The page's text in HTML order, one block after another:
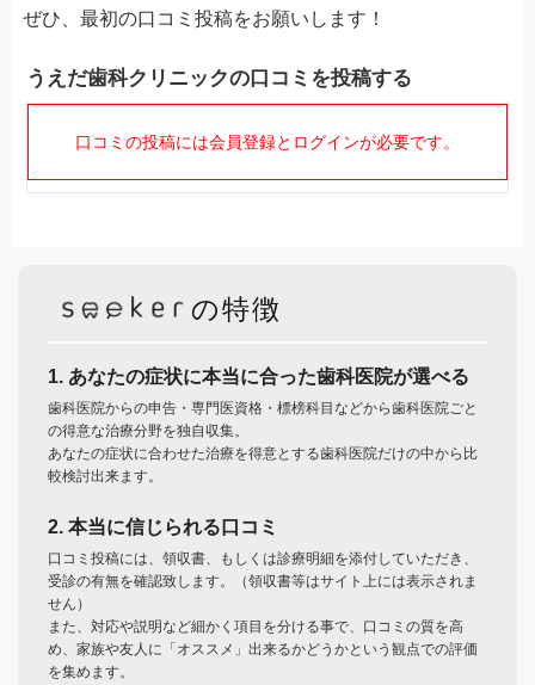
ぜひ、最初の口コミ投稿をお願いします！
うえだ歯科クリニックの口コミを投稿する
口コミの投稿には会員登録とログインが必要です。
の特徴
1. あなたの症状に本当に合った歯科医院が選べる
歯科医院からの申告・専門医資格・標榜科目などから歯科医院ごと
の得意な治療分野を独自収集。
あなたの症状に合わせた治療を得意とする歯科医院だけの中から比
較検討出来ます。
2. 本当に信じられる口コミ
口コミ投稿には、領収書、もしくは診療明細を添付していただき、
受診の有無を確認致します。（領収書等はサイト上には表示されま
せん）
また、対応や説明など細かく項目を分ける事で、口コミの質を高
め、家族や友人に「オススメ」出来るかどうかという観点での評価
を集めます。